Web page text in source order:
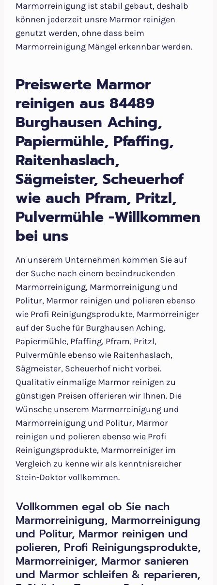
Marmorreinigung ist stabil gebaut, deshalb
können jederzeit unsre Marmor reinigen
genutzt werden, ohne dass beim
Marmorreinigung Mängel erkennbar werden.
Preiswerte Marmor
reinigen aus 84489
Burghausen Aching,
Papiermühle, Pfaffing,
Raitenhaslach,
Sägmeister, Scheuerhof
wie auch Pfram, Pritzl,
Pulvermühle -Willkommen
bei uns
An unserem Unternehmen kommen Sie auf
der Suche nach einem beeindruckenden
Marmorreinigung, Marmorreinigung und
Politur, Marmor reinigen und polieren ebenso
wie Profi Reinigungsprodukte, Marmorreiniger
auf der Suche für Burghausen Aching,
Papiermühle, Pfaffing, Pfram, Pritzl,
Pulvermühle ebenso wie Raitenhaslach,
Sägmeister, Scheuerhof nicht vorbei.
Qualitativ einmalige Marmor reinigen zu
günstigen Preisen offerieren wir Ihnen. Die
Wünsche unserem Marmorreinigung und
Marmorreinigung und Politur, Marmor
reinigen und polieren ebenso wie Profi
Reinigungsprodukte, Marmorreiniger im
Vergleich zu kenne wir als kenntnisreicher
Stein-Doktor vollkommen.
Vollkommen egal ob Sie nach
Marmorreinigung, Marmorreinigung
und Politur, Marmor reinigen und
polieren, Profi Reinigungsprodukte,
Marmorreiniger, Marmor sanieren
und Marmor schleifen & reparieren,